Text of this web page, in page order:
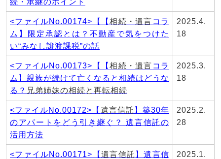
続・承継のポイント
<ファイルNo.00174>【 【相続・遺言 コラ
ム】限定承認とは？不動産で気をつけた
い“みなし譲渡課税”の話
2025.4.
18
<ファイルNo.00173>【 【相続・遺言 コラ
ム】親族が続けて亡くなると相続はどうな
る？ 兄弟姉妹の相続と再転相続
2025.3.
18
<ファイルNo.00172>【 遺言信託 】築30年
のアパートをどう引き継ぐ？ 遺言信託の
活用方法
2025.2.
28
<ファイルNo.00171>【 遺言信託 】遺言信
2025.1.